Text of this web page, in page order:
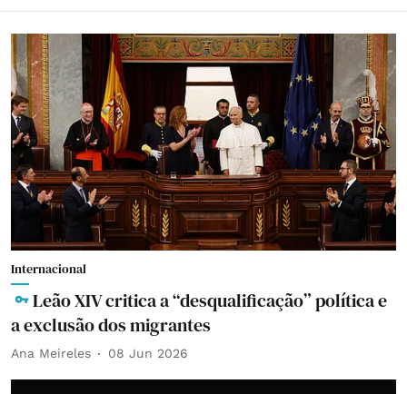
Internacional
Leão XIV critica a “desqualificação” política e
a exclusão dos migrantes
Ana Meireles 08 Jun 2026